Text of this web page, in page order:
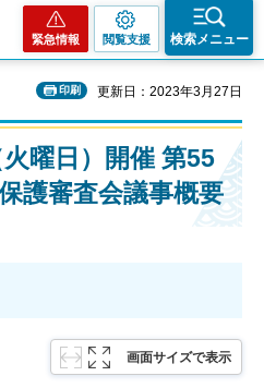
緊急情報 閲覧支援 検索メニュー
印刷 更新日：2023年3月27日
曜日）開催 第55
護審査会議事概要
画面サイズで表示